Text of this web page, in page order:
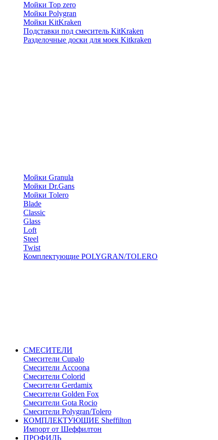
Мойки Top zero
Мойки Polygran
Мойки KitKraken
Подставки под смеситель KitKraken
Разделочные доски для моек Kitkraken
Мойки Granula
Мойки Dr.Gans
Мойки Tolero
Blade
Classic
Glass
Loft
Steel
Twist
Комплектующие POLYGRAN/TOLERO
СМЕСИТЕЛИ
Cмесители Cupalo
Смесители Accoona
Смесители Colorid
Смесители Gerdamix
Смесители Golden Fox
Смесители Gota Rocio
Смесители Polygran/Tolero
КОМПЛЕКТУЮЩИЕ Sheffilton
Импорт от Шеффилтон
ПРОФИЛЬ